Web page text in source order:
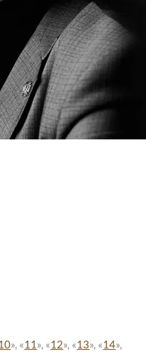
», «11 », «12», «13», «14»,